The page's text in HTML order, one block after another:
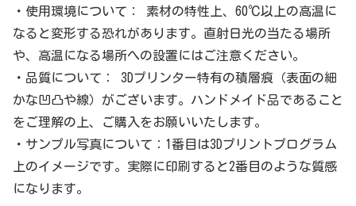
・使用環境について： 素材の特性上、60℃以上の高温に
なると変形する恐れがあります。直射日光の当たる場所
や、高温になる場所への設置にはご注意ください。
・品質について： 3Dプリンター特有の積層痕（表面の細
かな凹凸や線）がございます。ハンドメイド品であること
をご理解の上、ご購入をお願いいたします。
・サンプル写真について：1番目は3Dプリントプログラム
上のイメージです。実際に印刷すると2番目のような質感
になります。